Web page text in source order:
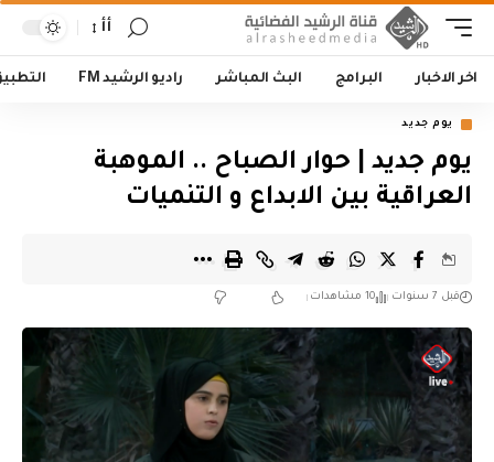
أأ
اخر الاخبار البرامج البث المباشر راديو الرشيد FM
يوم جديد
يوم جديد | حوار الصباح .. الموهبة
العراقية بين الابداع و التنميات
قبل 7 سنوات 10 مشاهدات